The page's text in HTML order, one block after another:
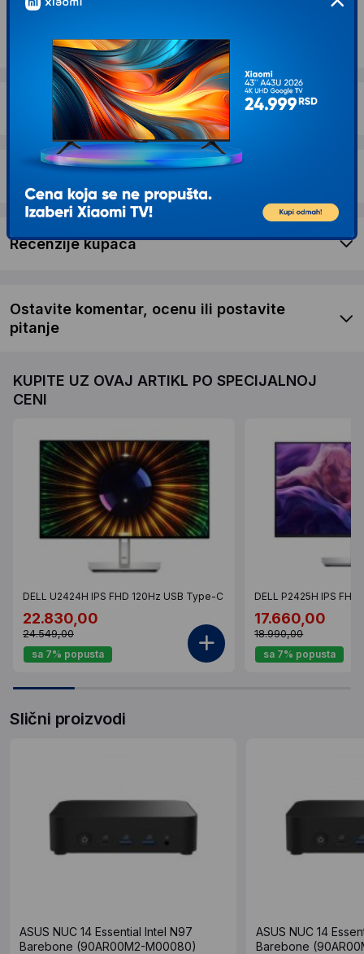
Mini PC Intel i5-10210U 1.6 GHz (DES08988)
Dostava i povrat
Recenzije kupaca
Ostavite komentar, ocenu ili postavite
pitanje
KUPITE UZ OVAJ ARTIKL PO SPECIJALNOJ
CENI
DELL U2424H IPS FHD 120Hz USB Type-C
22.830,00
24.549,00
sa 7% popusta
DELL P2425H IPS
17.660,00
18.990,00
sa 7% popusta
Slični proizvodi
ASUS NUC 14 Essential Intel N97
Barebone (90AR00M2-M00080)
ASUS NUC 14
Barebone